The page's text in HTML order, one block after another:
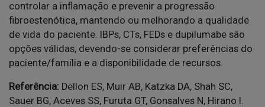
controlar a inflamação e prevenir a progressão
fibroestenótica, mantendo ou melhorando a qualidade
de vida do paciente. IBPs, CTs, FEDs e dupilumabe são
opções válidas, devendo-se considerar preferências do
paciente/família e a disponibilidade de recursos.
Referência: Dellon ES, Muir AB, Katzka DA, Shah SC,
Sauer BG, Aceves SS, Furuta GT, Gonsalves N, Hirano I.